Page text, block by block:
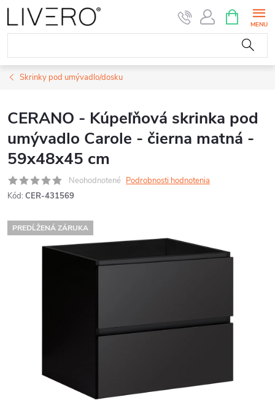
Prejsť
na
obsah
KOŠÍK
Skrinky pod umývadlo/dosku
CERANO - Kúpeľňová skrinka pod
umývadlo Carole - čierna matná -
59x48x45 cm
Neohodnotené Podrobnosti hodnotenia
Kód: CER-431569
PREDĹŽENÁ ZÁRUKA